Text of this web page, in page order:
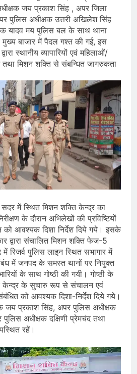
जय प्रकाश सिंह , अपर जिला
पुलिस अधीक्षक उत्तरी अखिलेश सिंह
यादव मय पुलिस बल के साथ थाना
मुख्य बाजार में पैदल गश्त की गई, इस
स्थानीय व्यापारियों एवं महिलाओं/
तथा मिशन शक्ति से संबन्धित जागरुकता
सदर में स्थित मिशन शक्ति केन्द्र का
के दौरान अभिलेखों की प्रविष्टियों
को आवश्यक दिशा निर्देश दिये गये। इसके
द्वारा संचालित मिशन शक्ति फेज-5
रिजर्व पुलिस लाइन स्थित सभागार में
में जनपद के समस्त थानों पर नियुक्त
के साथ गोष्ठी की गयी। गोष्ठी के
केन्द्र के सुचारु रूप से संचालन एवं
को आवश्यक दिशा-निर्देश दिये गये।
जय प्रकाश सिंह, अपर पुलिस अधीक्षक
अधीक्षक दक्षिणी प्रेमचंद तथा
रहें।